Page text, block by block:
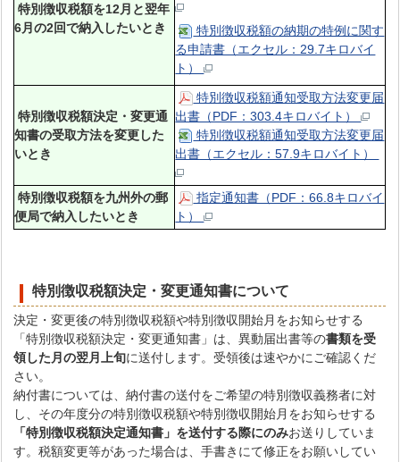
特別徴収税額を12月と翌年
6月の2回で納入したいとき
特別徴収税額の納期の特例に関す
る申請書（エクセル：29.7キロバイ
ト）
特別徴収税額決定・変更通
知書の受取方法を変更した
いとき
特別徴収税額通知受取方法変更届
出書（PDF：303.4キロバイト）
特別徴収税額通知受取方法変更届
出書（エクセル：57.9キロバイト）
特別徴収税額を九州外の郵
便局で納入したいとき
指定通知書（PDF：66.8キロバイ
ト）
特別徴収税額決定・変更通知書について
決定・変更後の特別徴収税額や特別徴収開始月をお知らせする
「特別徴収税額決定・変更通知書」は、異動届出書等の書類を受
領した月の翌月上旬に送付します。受領後は速やかにご確認くだ
さい。
納付書については、納付書の送付をご希望の特別徴収義務者に対
し、その年度分の特別徴収税額や特別徴収開始月をお知らせする
「特別徴収税額決定通知書」を送付する際にのみお送りしていま
す。税額変更等があった場合は、手書きにて修正をお願いしてい